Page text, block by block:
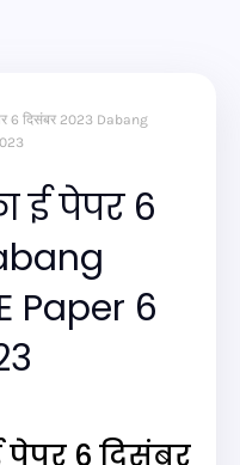
6 दिसंबर 2023 Dabang
ई पेपर 6
Paper 6
6 दिसंबर